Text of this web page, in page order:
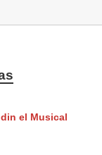
el Musical